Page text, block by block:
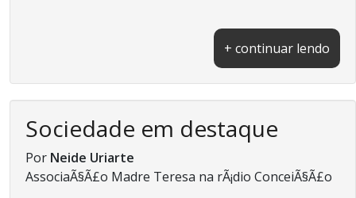
+ continuar lendo
Sociedade em destaque
Por Neide Uriarte
AssociaÃ§Ã£o Madre Teresa na rÃ¡dio ConceiÃ§Ã£o